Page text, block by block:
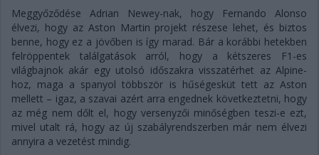
Meggyőződése Adrian Newey-nak, hogy Fernando Alonso
élvezi, hogy az Aston Martin projekt részese lehet, és biztos
benne, hogy ez a jövőben is így marad. Bár a korábbi hetekben
felröppentek találgatások arról, hogy a kétszeres F1-es
világbajnok akár egy utolsó időszakra visszatérhet az Alpine-
hoz, maga a spanyol többször is hűségesküt tett az Aston
mellett – igaz, a szavai azért arra engednek következtetni, hogy
az még nem dőlt el, hogy versenyzői minőségben teszi-e ezt,
mivel utalt rá, hogy az új szabályrendszerben már nem élvezi
annyira a vezetést mindig.